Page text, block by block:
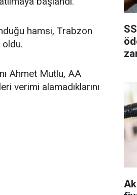
hamsi, Trabzon
oldu.
Ahmet Mutlu, AA
verimi alamadıklarını